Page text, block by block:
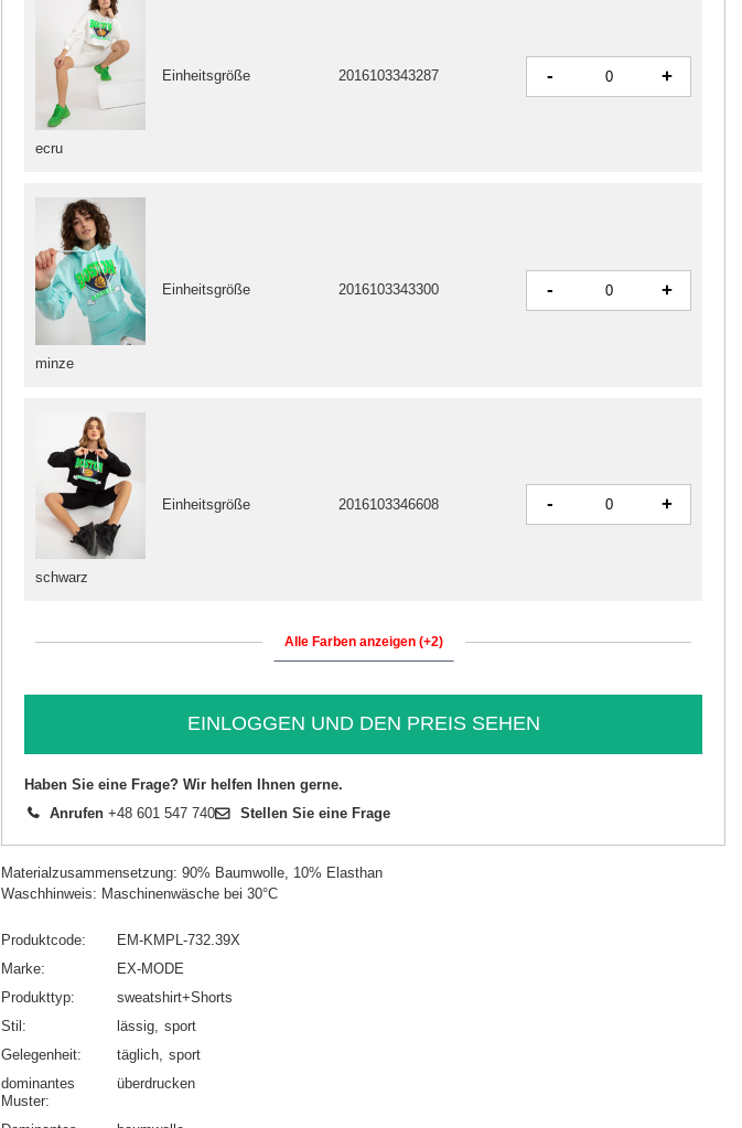
ecru
Einheitsgröße 2016103343287 - +
minze
Einheitsgröße 2016103343300 - +
schwarz
Einheitsgröße 2016103346608 - +
Alle Farben anzeigen (+2)
EINLOGGEN UND DEN PREIS SEHEN
Haben Sie eine Frage? Wir helfen Ihnen gerne.
Anrufen +48 601 547 740 Stellen Sie eine Frage
Materialzusammensetzung: 90% Baumwolle, 10% Elasthan
Waschhinweis: Maschinenwäsche bei 30°C
Produktcode
EM-KMPL-732.39X
Marke
EX-MODE
Produkttyp
sweatshirt+Shorts
Stil
lässig sport
Gelegenheit
täglich sport
dominantes
Muster
überdrucken